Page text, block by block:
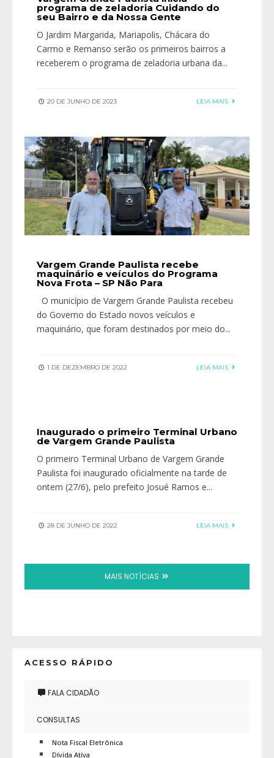
programa de zeladoria Cuidando do
seu Bairro e da Nossa Gente
O Jardim Margarida, Mariapolis, Chácara do
Carmo e Remanso serão os primeiros bairros a
receberem o programa de zeladoria urbana da...
20 DE JUNHO DE 2023 LEIA MAIS
Vargem Grande Paulista recebe
maquinário e veículos do Programa
Nova Frota – SP Não Para
O município de Vargem Grande Paulista recebeu
do Governo do Estado novos veículos e
maquinário, que foram destinados por meio do...
1 DE DEZEMBRO DE 2022 LEIA MAIS
Inaugurado o primeiro Terminal Urbano
de Vargem Grande Paulista
O primeiro Terminal Urbano de Vargem Grande
Paulista foi inaugurado oficialmente na tarde de
ontem (27/6), pelo prefeito Josué Ramos e...
28 DE JUNHO DE 2022 LEIA MAIS
MAIS NOTÍCIAS
ACESSO RÁPIDO
FALA CIDADÃO
CONSULTAS
Nota Fiscal Eletrônica
Dívida Atíva